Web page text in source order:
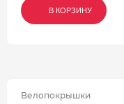
В КОРЗИНУ
В КОРЗИНУ
В КОРЗИНУ
Велопокрышки